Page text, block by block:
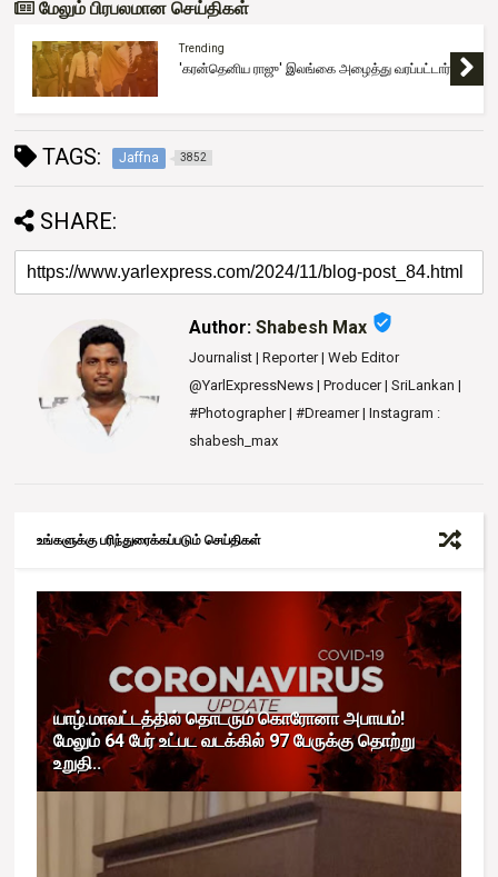
மேலும் பிரபலமான செய்திகள்
Trending
'கரன்தெனிய ராஜு' இலங்கை அழைத்து வரப்பட்டார்
TAGS: Jaffna 3852
SHARE:
Author:Shabesh Max verified_user
Journalist | Reporter | Web Editor
@YarlExpressNews | Producer | SriLankan |
#Photographer | #Dreamer | Instagram :
shabesh_max
உங்களுக்கு பரிந்துரைக்கப்படும் செய்திகள்
யாழ்.மாவட்டத்தில் தொடரும் கொரோனா அபாயம்!
மேலும் 64 பேர் உட்பட வடக்கில் 97 பேருக்கு தொற்று
உறுதி..